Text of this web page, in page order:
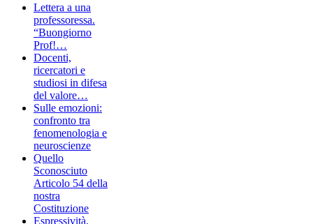
Lettera a una
professoressa.
“Buongiorno
Prof!…
Docenti,
ricercatori e
studiosi in difesa
del valore…
Sulle emozioni:
confronto tra
fenomenologia e
neuroscienze
Quello
Sconosciuto
Articolo 54 della
nostra
Costituzione
Espressività,